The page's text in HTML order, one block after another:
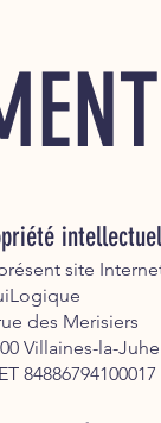
site
des Merisiers
Villaines-la-
84886794100017